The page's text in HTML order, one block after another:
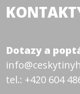
Dotazy a
tel.: +420 604